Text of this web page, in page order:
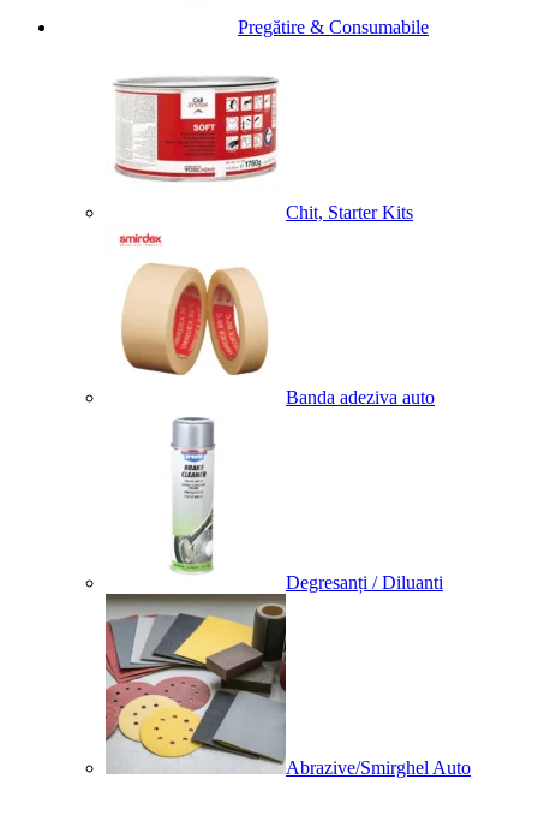
Pregătire & Consumabile
Chit, Starter Kits
Banda adeziva auto
Degresanți / Diluanti
Abrazive/Smirghel Auto